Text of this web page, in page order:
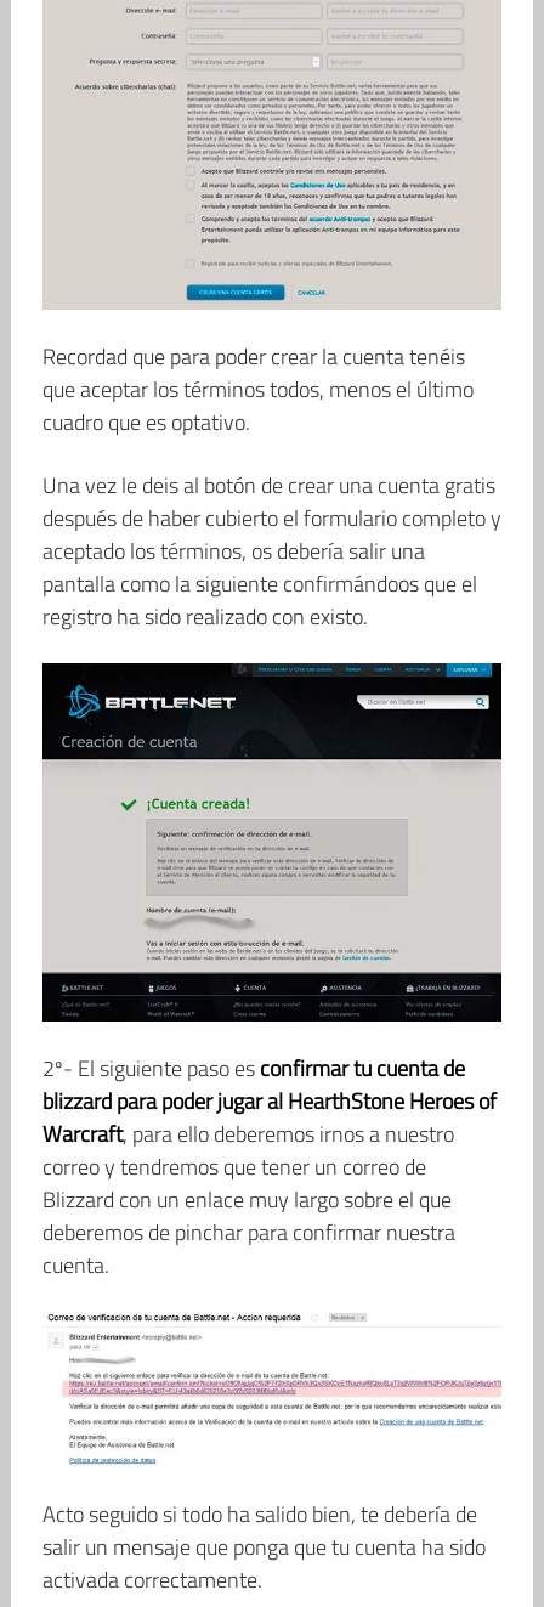
Recordad que para poder crear la cuenta tenéis
que aceptar los términos todos, menos el último
cuadro que es optativo.
Una vez le deis al botón de crear una cuenta gratis
después de haber cubierto el formulario completo y
aceptado los términos, os debería salir una
pantalla como la siguiente confirmándoos que el
registro ha sido realizado con existo.
2º- El siguiente paso esconfirmar tu cuenta de
blizzard para poder jugar al HearthStone Heroes of
Warcraft, para ello deberemos irnos a nuestro
correo y tendremos que tener un correo de
Blizzard con un enlace muy largo sobre el que
deberemos de pinchar para confirmar nuestra
cuenta.
Acto seguido si todo ha salido bien, te debería de
salir un mensaje que ponga que tu cuenta ha sido
activada correctamente.